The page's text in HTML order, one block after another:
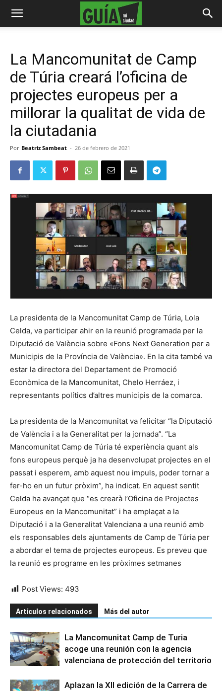
La Mancomunitat de Camp
de Túria creará l’oficina de
projectes europeus per a
millorar la qualitat de vida de
la ciutadania
Por Beatriz Sambeat - 26 de febrero de 2021
La presidenta de la Mancomunitat Camp de Túria, Lola
Celda, va participar ahir en la reunió programada per la
Diputació de València sobre «Fons Next Generation per a
Municipis de la Província de València». En la cita també va
estar la directora del Departament de Promoció
Econòmica de la Mancomunitat, Chelo Herráez, i
representants polítics d’altres municipis de la comarca.
La presidenta de la Mancomunitat va felicitar “la Diputació
de València i a la Generalitat per la jornada”. “La
Mancomunitat Camp de Túria té experiència quant als
fons europeus perquè ja ha desenvolupat projectes en el
passat i esperem, amb aquest nou impuls, poder tornar a
fer-ho en un futur pròxim”, ha indicat. En aquest sentit
Celda ha avançat que “es crearà l’Oficina de Projectes
Europeus en la Mancomunitat” i ha emplaçat a la
Diputació i a la Generalitat Valenciana a una reunió amb
els responsables dels ajuntaments de Camp de Túria per
a abordar el tema de projectes europeus. Es preveu que
la reunió es programe en les pròximes setmanes
Post Views: 493
Artículos relacionados Más del autor
La Mancomunitat Camp de Turia
acoge una reunión con la agencia
valenciana de protección del territorio
Aplazan la XII edición de la Carrera de